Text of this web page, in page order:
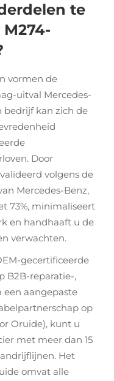
te
vormen de
uitval Mercedes-
bedrijf kan zich de
Door
volgens de
Mercedes-Benz,
73%, minimaliseert
en handhaaft u de
verwachten.
gecertificeerde
B2B-reparatie-,
een aangepaste
op
Oruide), kunt u
met meer dan 15
Het
omvat alle